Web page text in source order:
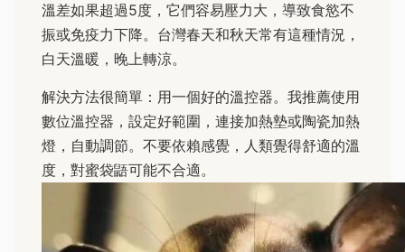
溫差如果超過5度，它們容易壓力大，導致食慾不
振或免疫力下降。台灣春天和秋天常有這種情況，
白天溫暖，晚上轉涼。
解決方法很簡單：用一個好的溫控器。我推薦使用
數位溫控器，設定好範圍，連接加熱墊或陶瓷加熱
燈，自動調節。不要依賴感覺，人類覺得舒適的溫
度，對蜜袋鼯可能不合適。